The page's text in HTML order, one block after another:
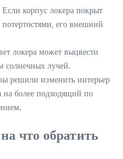
корпус локера покрыт
его внешний
локера может выцвести
солнечных лучей.
решили изменить интерьер
на более подходящий по
что обратить